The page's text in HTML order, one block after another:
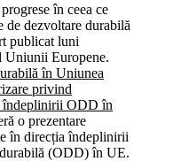
în ceea ce
de dezvoltare durabilă
publicat luni
Uniunii Europene.
în Uniunea
privind
îndeplinirii ODD în
o prezentare
în direcția îndeplinirii
(ODD) în UE.